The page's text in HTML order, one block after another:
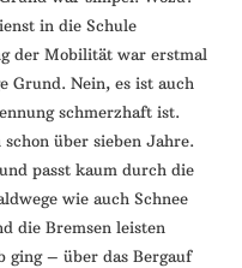
in die Schule
der Mobilität war erstmal
Grund. Nein, es ist auch
schmerzhaft ist.
über sieben Jahre.
passt kaum durch die
wie auch Schnee
die Bremsen leisten
ging – über das Bergauf